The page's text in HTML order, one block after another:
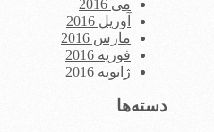
می 2016
آوریل 2016
مارس 2016
فوریه 2016
ژانویه 2016
دسته‌ها